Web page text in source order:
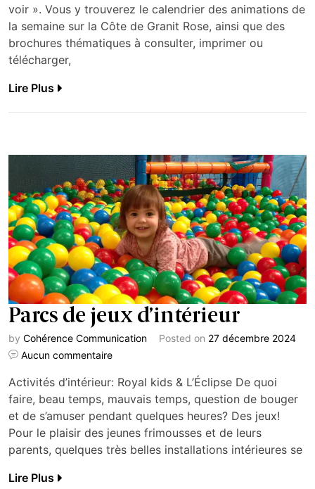
voir ». Vous y trouverez le calendrier des animations de
la semaine sur la Côte de Granit Rose, ainsi que des
brochures thématiques à consulter, imprimer ou
télécharger,
Lire Plus
Parcs de jeux d’intérieur
by Cohérence Communication Posted on 27 décembre 2024
Aucun commentaire
Activités d’intérieur: Royal kids & L’Éclipse De quoi
faire, beau temps, mauvais temps, question de bouger
et de s’amuser pendant quelques heures? Des jeux!
Pour le plaisir des jeunes frimousses et de leurs
parents, quelques très belles installations intérieures se
Lire Plus